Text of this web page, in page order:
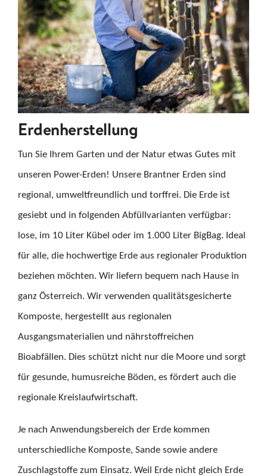
Erdenherstellung
Tun Sie Ihrem Garten und der Natur etwas Gutes mit
unseren Power-Erden! Unsere Brantner Erden sind
regional, umweltfreundlich und torffrei. Die Erde ist
gesiebt und in folgenden Abfüllvarianten verfügbar:
lose, im 10 Liter Kübel oder im 1.000 Liter BigBag. Ideal
für alle, die hochwertige Erde aus regionaler Produktion
beziehen möchten. Wir liefern bequem nach Hause in
ganz Österreich. Wir verwenden qualitätsgesicherte
Komposte, hergestellt aus regionalen
Ausgangsmaterialien und nährstoffreichen
Bioabfällen. Dies schützt nicht nur die Moore und sorgt
für gesunde, humusreiche Böden, es fördert auch die
regionale Kreislaufwirtschaft.
Je nach Anwendungsbereich der Erde kommen
unterschiedliche Komposte, Sande sowie andere
Zuschlagstoffe zum Einsatz. Weil Erde nicht gleich Erde